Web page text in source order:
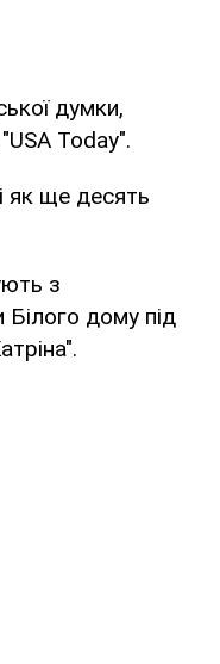
думки,
Today".
як ще десять
з
Білого дому під